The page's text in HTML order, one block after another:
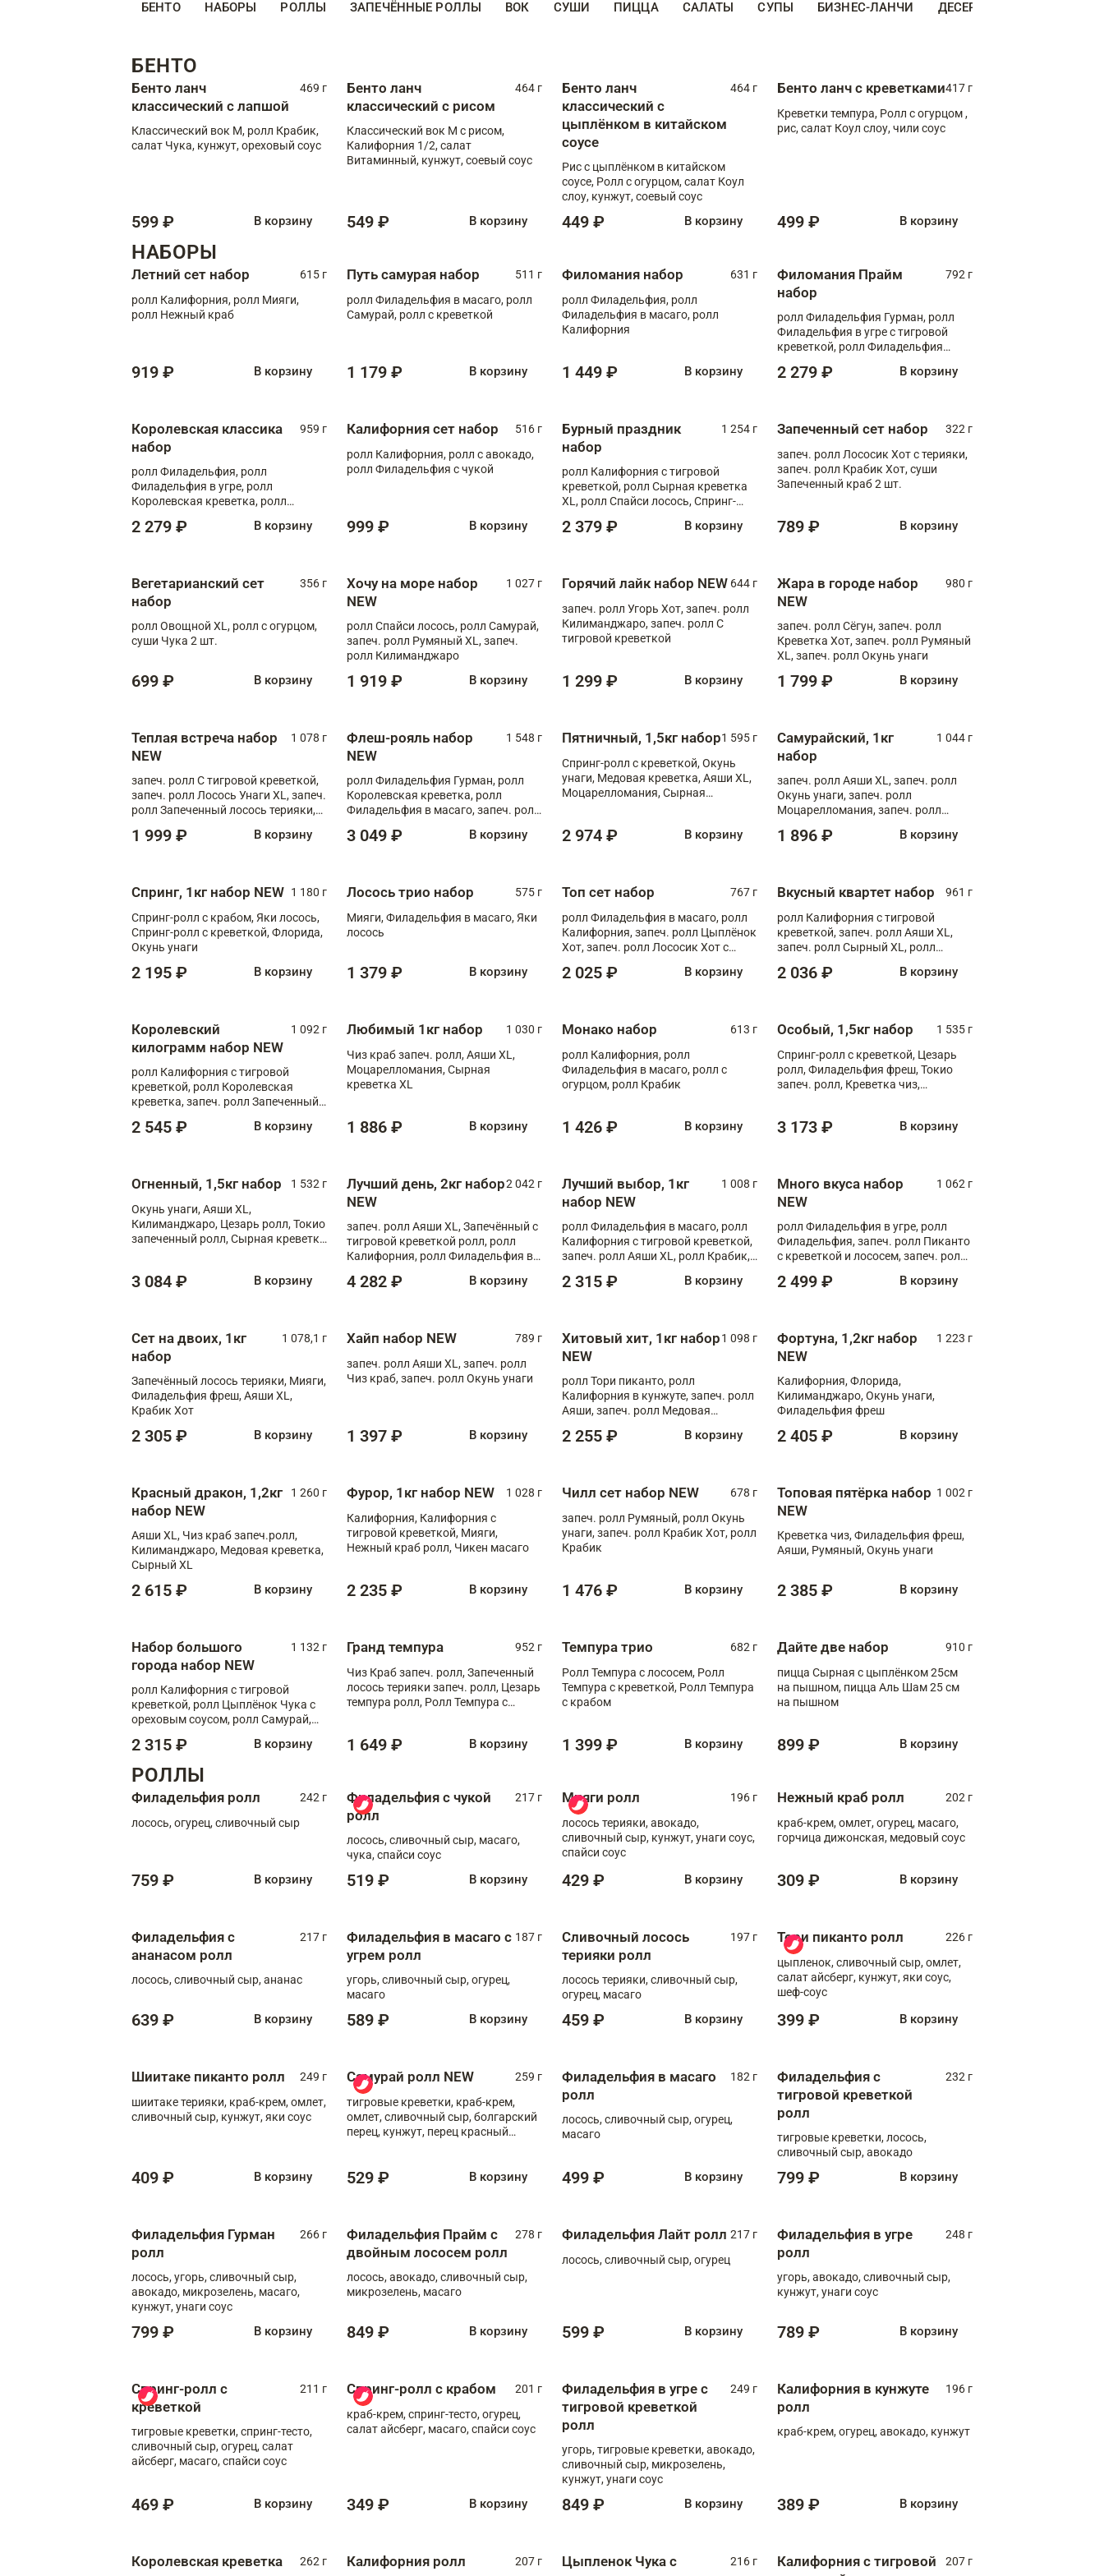
БЕНТО НАБОРЫ РОЛЛЫ ЗАПЕЧЁННЫЕ РОЛЛЫ ВОК СУШИ ПИЦЦА САЛАТЫ СУПЫ БИЗНЕС-ЛАНЧИ ДЕСЕРТЫ
БЕНТО
Бенто ланч
классический с лапшой
469 г
Классический вок М, ролл Крабик,
салат Чука, кунжут, ореховый соус
599 ₽ В корзину
Бенто ланч
классический с рисом
464 г
Классический вок М с рисом,
Калифорния 1/2, салат
Витаминный, кунжут, соевый соус
549 ₽ В корзину
Бенто ланч
классический с
цыплёнком в китайском
соусе
464 г
Рис с цыплёнком в китайском
соусе, Ролл с огурцом, салат Коул
слоу, кунжут, соевый соус
449 ₽ В корзину
Бенто ланч с креветками417 г
Креветки темпура, Ролл с огурцом ,
рис, салат Коул слоу, чили соус
499 ₽ В корзину
НАБОРЫ
Летний сет набор
615 г
ролл Калифорния, ролл Мияги,
ролл Нежный краб
919 ₽ В корзину
Путь самурая набор
511 г
ролл Филадельфия в масаго, ролл
Самурай, ролл с креветкой
1 179 ₽ В корзину
Филомания набор
631 г
ролл Филадельфия, ролл
Филадельфия в масаго, ролл
Калифорния
1 449 ₽ В корзину
Филомания Прайм
набор
792 г
ролл Филадельфия Гурман, ролл
Филадельфия в угре с тигровой
креветкой, ролл Филадельфия
2 279 ₽ В корзину
Королевская классика
набор
959 г
ролл Филадельфия, ролл
Филадельфия в угре, ролл
Королевская креветка, ролл
2 279 ₽ В корзину
Калифорния сет набор
516 г
ролл Калифорния, ролл с авокадо,
ролл Филадельфия с чукой
999 ₽ В корзину
Бурный праздник
набор
1 254 г
ролл Калифорния с тигровой
креветкой, ролл Сырная креветка
XL, ролл Спайси лосось, Спринг-
Медовая креветка
2 379 ₽ В корзину
Запеченный сет набор
322 г
запеч. ролл Лососик Хот с терияки,
запеч. ролл Крабик Хот, суши
Запеченный краб 2 шт.
789 ₽ В корзину
Вегетарианский сет
набор
356 г
ролл Овощной XL, ролл с огурцом,
суши Чука 2 шт.
699 ₽ В корзину
Хочу на море набор
NEW
1 027 г
ролл Спайси лосось, ролл Самурай,
запеч. ролл Румяный XL, запеч.
ролл Килиманджаро
1 919 ₽ В корзину
Горячий лайк набор NEW 644 г
запеч. ролл Угорь Хот, запеч. ролл
Килиманджаро, запеч. ролл С
тигровой креветкой
1 299 ₽ В корзину
Жара в городе набор
NEW
980 г
запеч. ролл Сёгун, запеч. ролл
Креветка Хот, запеч. ролл Румяный
XL, запеч. ролл Окунь унаги
1 799 ₽ В корзину
Теплая встреча набор
NEW
1 078 г
запеч. ролл С тигровой креветкой,
запеч. ролл Лосось Унаги XL, запеч.
ролл Запеченный лосось терияки,
1 999 ₽ В корзину
Флеш-рояль набор
NEW
1 548 г
ролл Филадельфия Гурман, ролл
Королевская креветка, ролл
Филадельфия в масаго, запеч. ролл
Тигровая креветка с моцареллой,
3 049 ₽ В корзину
Пятничный, 1,5кг набор1 595 г
Спринг-ролл с креветкой, Окунь
унаги, Медовая креветка, Аяши XL,
Моцарелломания, Сырная
2 974 ₽ В корзину
Самурайский, 1кг
набор
1 044 г
запеч. ролл Аяши XL, запеч. ролл
Окунь унаги, запеч. ролл
Моцарелломания, запеч. ролл
1 896 ₽ В корзину
Спринг, 1кг набор NEW 1 180 г
Спринг-ролл с крабом, Яки лосось,
Спринг-ролл с креветкой, Флорида,
Окунь унаги
2 195 ₽ В корзину
Лосось трио набор
575 г
Мияги, Филадельфия в масаго, Яки
лосось
1 379 ₽ В корзину
Топ сет набор
767 г
ролл Филадельфия в масаго, ролл
Калифорния, запеч. ролл Цыплёнок
Хот, запеч. ролл Лососик Хот с
2 025 ₽ В корзину
Вкусный квартет набор
961 г
ролл Калифорния с тигровой
креветкой, запеч. ролл Аяши XL,
запеч. ролл Сырный XL, ролл
2 036 ₽ В корзину
Королевский
килограмм набор NEW
1 092 г
ролл Калифорния с тигровой
креветкой, ролл Королевская
креветка, запеч. ролл Запеченный
XL, запеч. ролл Крабик Хот
2 545 ₽ В корзину
Любимый 1кг набор
1 030 г
Чиз краб запеч. ролл, Аяши XL,
Моцарелломания, Сырная
креветка XL
1 886 ₽ В корзину
Монако набор
613 г
ролл Калифорния, ролл
Филадельфия в масаго, ролл с
огурцом, ролл Крабик
1 426 ₽ В корзину
Особый, 1,5кг набор
1 535 г
Спринг-ролл с креветкой, Цезарь
ролл, Филадельфия фреш, Токио
запеч. ролл, Креветка чиз,
3 173 ₽ В корзину
Огненный, 1,5кг набор
1 532 г
Окунь унаги, Аяши XL,
Килиманджаро, Цезарь ролл, Токио
запеченный ролл, Сырная креветка
3 084 ₽ В корзину
Лучший день, 2кг набор
NEW
2 042 г
запеч. ролл Аяши XL, Запечённый с
тигровой креветкой ролл, ролл
Калифорния, ролл Филадельфия в
запеч. ролл Моцарелломания, ролл
4 282 ₽ В корзину
Лучший выбор, 1кг
набор NEW
1 008 г
ролл Филадельфия в масаго, ролл
Калифорния с тигровой креветкой,
запеч. ролл Аяши XL, ролл Крабик,
2 315 ₽ В корзину
Много вкуса набор
NEW
1 062 г
ролл Филадельфия в угре, ролл
Филадельфия, запеч. ролл Пиканто
с креветкой и лососем, запеч. ролл
2 499 ₽ В корзину
Сет на двоих, 1кг
набор
1 078,1 г
Запечённый лосось терияки, Мияги,
Филадельфия фреш, Аяши XL,
Крабик Хот
2 305 ₽ В корзину
Хайп набор NEW
789 г
запеч. ролл Аяши XL, запеч. ролл
Чиз краб, запеч. ролл Окунь унаги
1 397 ₽ В корзину
Хитовый хит, 1кг набор
NEW
1 098 г
ролл Тори пиканто, ролл
Калифорния в кунжуте, запеч. ролл
Аяши, запеч. ролл Медовая
чукой
2 255 ₽ В корзину
Фортуна, 1,2кг набор
NEW
1 223 г
Калифорния, Флорида,
Килиманджаро, Окунь унаги,
Филадельфия фреш
2 405 ₽ В корзину
Красный дракон, 1,2кг
набор NEW
1 260 г
Аяши XL, Чиз краб запеч.ролл,
Килиманджаро, Медовая креветка,
Сырный XL
2 615 ₽ В корзину
Фурор, 1кг набор NEW
1 028 г
Калифорния, Калифорния с
тигровой креветкой, Мияги,
Нежный краб ролл, Чикен масаго
2 235 ₽ В корзину
Чилл сет набор NEW
678 г
запеч. ролл Румяный, ролл Окунь
унаги, запеч. ролл Крабик Хот, ролл
Крабик
1 476 ₽ В корзину
Топовая пятёрка набор
NEW
1 002 г
Креветка чиз, Филадельфия фреш,
Аяши, Румяный, Окунь унаги
2 385 ₽ В корзину
Набор большого
города набор NEW
1 132 г
ролл Калифорния с тигровой
креветкой, ролл Цыплёнок Чука с
ореховым соусом, ролл Самурай,
ролл с крабом
2 315 ₽ В корзину
Гранд темпура
952 г
Чиз Краб запеч. ролл, Запеченный
лосось терияки запеч. ролл, Цезарь
темпура ролл, Ролл Темпура с
1 649 ₽ В корзину
Темпура трио
682 г
Ролл Темпура с лососем, Ролл
Темпура с креветкой, Ролл Темпура
с крабом
1 399 ₽ В корзину
Дайте две набор
910 г
пицца Сырная с цыплёнком 25см
на пышном, пицца Аль Шам 25 см
на пышном
899 ₽ В корзину
РОЛЛЫ
Филадельфия ролл
242 г
лосось, огурец, сливочный сыр
759 ₽ В корзину
Филадельфия с чукой
ролл
217 г
лосось, сливочный сыр, масаго,
чука, спайси соус
519 ₽ В корзину
Мияги ролл
196 г
лосось терияки, авокадо,
сливочный сыр, кунжут, унаги соус,
спайси соус
429 ₽ В корзину
Нежный краб ролл
202 г
краб-крем, омлет, огурец, масаго,
горчица дижонская, медовый соус
309 ₽ В корзину
Филадельфия с
ананасом ролл
217 г
лосось, сливочный сыр, ананас
639 ₽ В корзину
Филадельфия в масаго с
угрем ролл
187 г
угорь, сливочный сыр, огурец,
масаго
589 ₽ В корзину
Сливочный лосось
терияки ролл
197 г
лосось терияки, сливочный сыр,
огурец, масаго
459 ₽ В корзину
Тори пиканто ролл
226 г
цыпленок, сливочный сыр, омлет,
салат айсберг, кунжут, яки соус,
шеф-соус
399 ₽ В корзину
Шиитаке пиканто ролл
249 г
шиитаке терияки, краб-крем, омлет,
сливочный сыр, кунжут, яки соус
409 ₽ В корзину
Самурай ролл NEW
259 г
тигровые креветки, краб-крем,
омлет, сливочный сыр, болгарский
перец, кунжут, перец красный
529 ₽ В корзину
Филадельфия в масаго
ролл
182 г
лосось, сливочный сыр, огурец,
масаго
499 ₽ В корзину
Филадельфия с
тигровой креветкой
ролл
232 г
тигровые креветки, лосось,
сливочный сыр, авокадо
799 ₽ В корзину
Филадельфия Гурман
ролл
266 г
лосось, угорь, сливочный сыр,
авокадо, микрозелень, масаго,
кунжут, унаги соус
799 ₽ В корзину
Филадельфия Прайм с
двойным лососем ролл
278 г
лосось, авокадо, сливочный сыр,
микрозелень, масаго
849 ₽ В корзину
Филадельфия Лайт ролл 217 г
лосось, сливочный сыр, огурец
599 ₽ В корзину
Филадельфия в угре
ролл
248 г
угорь, авокадо, сливочный сыр,
кунжут, унаги соус
789 ₽ В корзину
Спринг-ролл с
креветкой
211 г
тигровые креветки, спринг-тесто,
сливочный сыр, огурец, салат
айсберг, масаго, спайси соус
469 ₽ В корзину
Спринг-ролл с крабом
201 г
краб-крем, спринг-тесто, огурец,
салат айсберг, масаго, спайси соус
349 ₽ В корзину
Филадельфия в угре с
тигровой креветкой
ролл
249 г
угорь, тигровые креветки, авокадо,
сливочный сыр, микрозелень,
кунжут, унаги соус
849 ₽ В корзину
Калифорния в кунжуте
ролл
196 г
краб-крем, огурец, авокадо, кунжут
389 ₽ В корзину
Королевская креветка
262 г Калифорния ролл 207 г
Цыпленок Чука с
216 г
Калифорния с тигровой
207 г